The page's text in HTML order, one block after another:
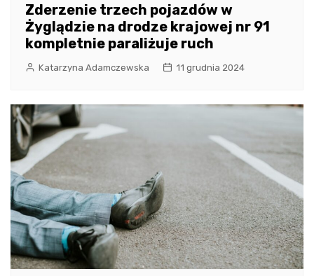
Zderzenie trzech pojazdów w
Żyglądzie na drodze krajowej nr 91
kompletnie paraliżuje ruch
Katarzyna Adamczewska 11 grudnia 2024